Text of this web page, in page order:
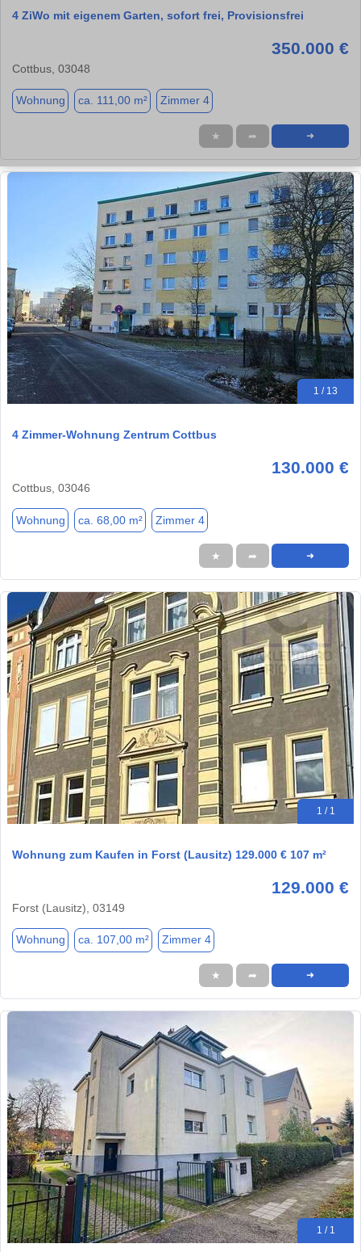
4 ZiWo mit eigenem Garten, sofort frei, Provisionsfrei
350.000 €
Cottbus, 03048
Wohnung ca. 111,00 m² Zimmer 4
★ ➦ ➜
1 / 13
4 Zimmer-Wohnung Zentrum Cottbus
130.000 €
Cottbus, 03046
Wohnung ca. 68,00 m² Zimmer 4
★ ➦ ➜
1 / 1
Wohnung zum Kaufen in Forst (Lausitz) 129.000 € 107 m²
129.000 €
Forst (Lausitz), 03149
Wohnung ca. 107,00 m² Zimmer 4
★ ➦ ➜
1 / 1